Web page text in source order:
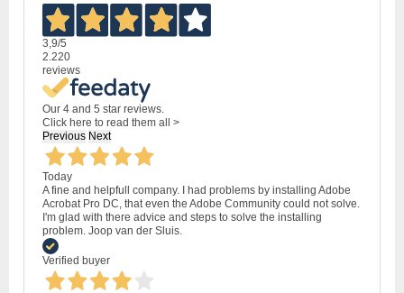
3,9/5
2.220
reviews
Our 4 and 5 star reviews.
Click here to read them all >
Previous Next
Today
A fine and helpfull company. I had problems by installing Adobe
Acrobat Pro DC, that even the Adobe Community could not solve.
I'm glad with there advice and steps to solve the installing
problem. Joop van der Sluis.
Verified buyer